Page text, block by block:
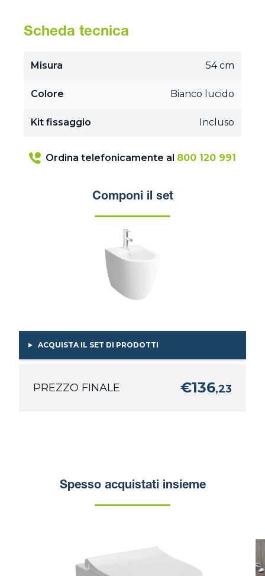
Scheda tecnica
Misura 54 cm
Colore Bianco lucido
Kit fissaggio Incluso
Ordina telefonicamente al 800 120 991
Componi il set
ACQUISTA IL SET DI PRODOTTI
PREZZO FINALE €136,23
Spesso acquistati insieme